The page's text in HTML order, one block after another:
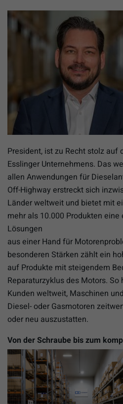
President, ist zu Recht stolz auf
Esslinger Unternehmens. Das
allen Anwendungen für
Off-Highway erstreckt sich
Länder weltweit und bietet mit
mehr als 10.000 Produkten
Lösungen
aus einer Hand für
besonderen Stärken zählt ein
auf Produkte mit steigendem
Reparaturzyklus des Motors. So
Kunden weltweit, Maschinen
Diesel- oder Gasmotoren
oder neu auszustatten.
Von der Schraube bis zum